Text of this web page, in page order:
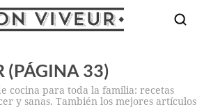
(PÁGINA 33)
cocina para toda la familia: recetas
y sanas. También los mejores artículos